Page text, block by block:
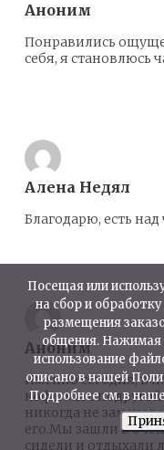
Аноним
Понравились
себя, я становлюсь
Алена Недял
Благодарю, есть
Аноним
Именно сегодня, в
кофе, мы с
никогда не
его.Мы зашли в
сидели и отдыхали
Посещая или
на сбор и
размещения
общения. Нажимая
использование
описано в нашей
Подробнее см. в